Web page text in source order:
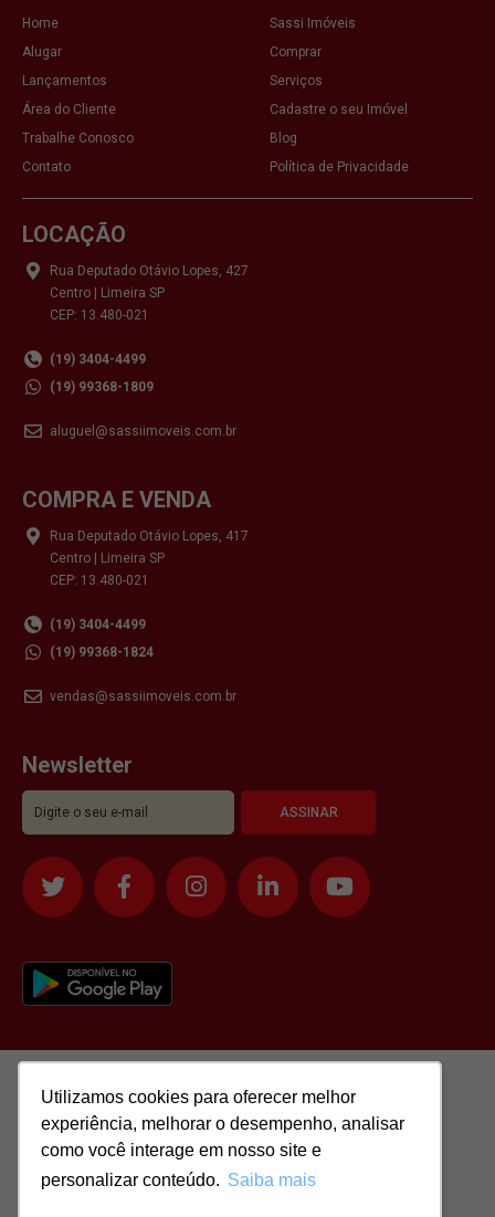
Utilizamos cookies para oferecer melhor
experiência, melhorar o desempenho, analisar
como você interage em nosso site e
personalizar conteúdo. Saiba mais
Utilizamos cookies para oferecer melhor
experiência, melhorar o desempenho, analisar
como você interage em nosso site e
personalizar conteúdo. Saiba mais
Home
Sassi Imóveis
Alugar
Comprar
Lançamentos
Serviços
Área do Cliente
Cadastre o seu Imóvel
Trabalhe Conosco
Blog
Contato
Política de Privacidade
LOCAÇÃO
Rua Deputado Otávio Lopes, 427
Centro | Limeira SP
CEP: 13.480-021
(19) 3404-4499
(19) 99368-1809
aluguel@sassiimoveis.com.br
COMPRA E VENDA
Rua Deputado Otávio Lopes, 417
Centro | Limeira SP
CEP: 13.480-021
(19) 3404-4499
(19) 99368-1824
vendas@sassiimoveis.com.br
Newsletter